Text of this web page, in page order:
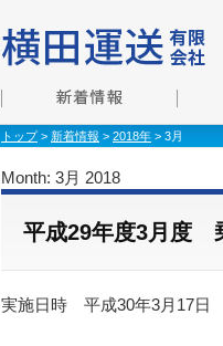
トップ> 新着情報 > 2018年 > 3月
Month: 3月 2018
平成29年度3月度
実施日時 平成30年3月17日